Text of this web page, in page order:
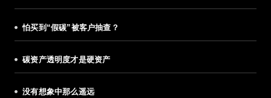
怕买到“假碳”被客户抽查？
碳资产透明度才是硬资产
没有想象中那么遥远